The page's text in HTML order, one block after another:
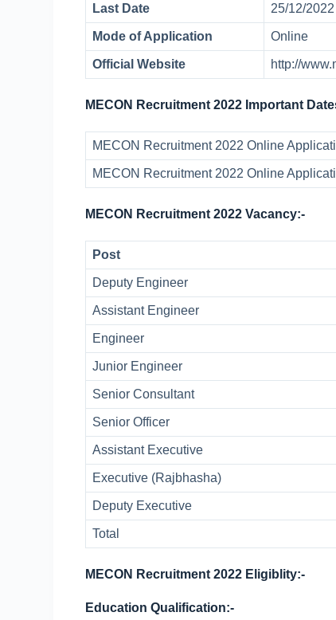
Last Date 25/12/2022
Mode of Application Online
Official Website http://
MECON Recruitment 2022 Important
MECON Recruitment 2022 Online
MECON Recruitment 2022 Online
MECON Recruitment 2022 Vacancy:-
Post
Deputy Engineer
Assistant Engineer
Engineer
Junior Engineer
Senior Consultant
Senior Officer
Assistant Executive
Executive (Rajbhasha)
Deputy Executive
Total
MECON Recruitment 2022 Eligiblity:-
Education Qualification:-